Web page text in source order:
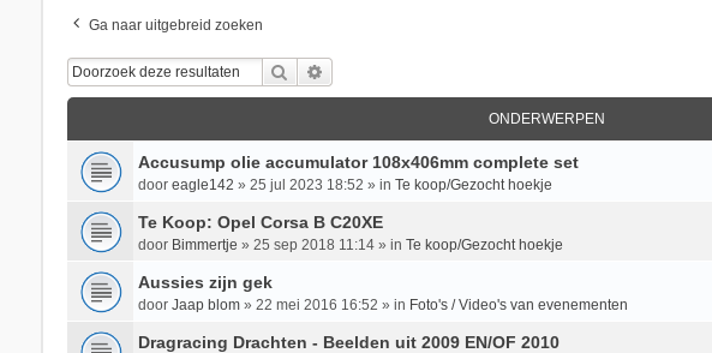
Ga naar uitgebreid zoeken
Zoek
ONDERWERPEN
Accusump olie accumulator 108x406mm complete set
door eagle142 » 25 jul 2023 18:52 » in Te koop/Gezocht hoekje
Te Koop: Opel Corsa B C20XE
door Bimmertje » 25 sep 2018 11:14» in Te koop/Gezocht hoekje
Aussies zijn gek
door Jaap blom» 22 mei 2016 16:52 » in Foto's / Video's van evenementen
Dragracing Drachten - Beelden uit 2009 EN/OF 2010